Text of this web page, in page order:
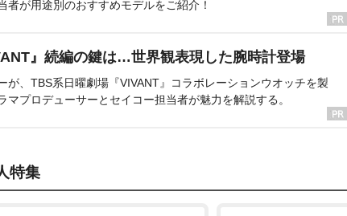
者が用途別のおすすめモデルをご紹介！
』続編の鍵は…世界観表現した腕時計登場
が、TBS系日曜劇場『VIVANT』コラボレーションウオッチを製
マプロデューサーとセイコー担当者が魅力を解説する。
特集